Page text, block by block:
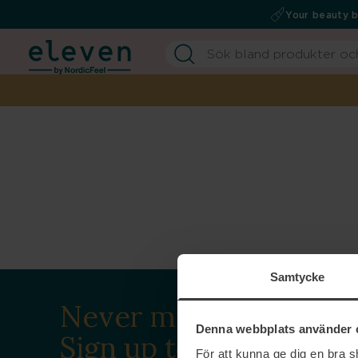
Samtycke
Denna webbplats använder
För att kunna ge dig en bra
Your beauty
Never miss a beat.
Sign up to our